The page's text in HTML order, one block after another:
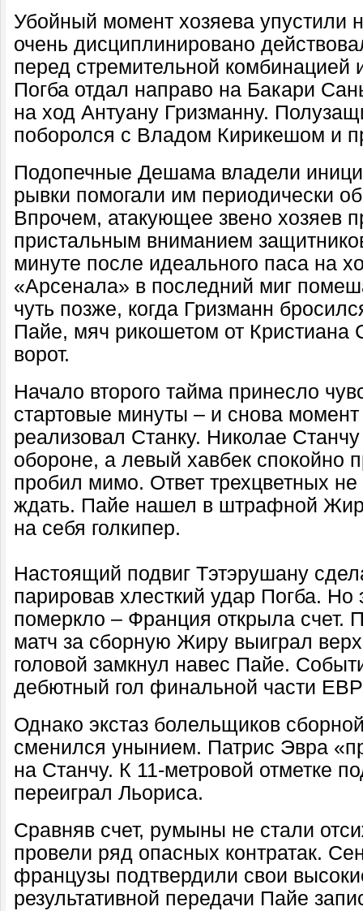
Убойный момент хозяева упустили
очень дисциплинировано
перед стремительной комбинацией
Погба отдал направо на Бакари
на ход Антуану Гризманну.
поборолся с Владом Кирикешом и
Подопечные Дешама владели
рывки помогали им периодически
Впрочем, атакующее звено хозяев
пристальным вниманием
минуте после идеального паса на
«Арсенала» в последний миг
чуть позже, когда Гризманн
Пайе, мяч рикошетом от Кристиана
ворот.
Начало второго тайма принесло
стартовые минуты – и снова
реализовал Станку. Николае
обороне, а левый хавбек спокойно
пробил мимо. Ответ трехцветных не
ждать. Пайе нашел в штрафной
на себя голкипер.
Настоящий подвиг Тэтэрушану
парировав хлесткий удар Погба. Но
померкло – Франция открыла счет.
матч за сборную Жиру выиграл
головой замкнул навес Пайе.
дебютный гол финальной части
Однако экстаз болельщиков
сменился унынием. Патрис Эвра
на Станчу. К 11-метровой отметке
переиграл Льориса.
Сравняв счет, румыны не стали
провели ряд опасных контратак.
французы подтвердили свои
результативной передачи Пайе